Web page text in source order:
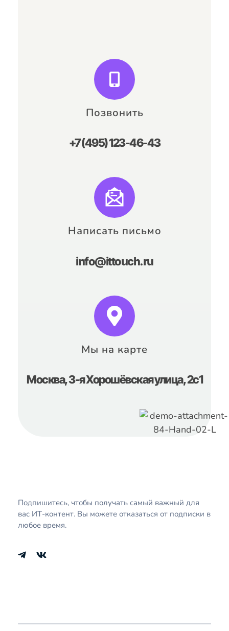
Позвонить
+7 (495) 123-46-43
Написать письмо
info@ittouch.ru
Мы на карте
Москва, 3-я Хорошёвская улица, 2с1
Подпишитесь, чтобы получать самый важный для
вас ИТ-контент. Вы можете отказаться от подписки в
любое время.